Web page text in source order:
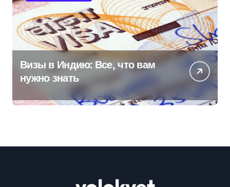
Визы в Индию: Все, что вам
нужно знать